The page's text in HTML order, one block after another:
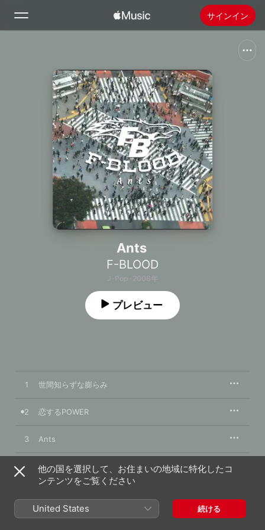
サインイン
ホーム
新着おすすめ
ラジオ
Apple Musicをインストール
Ants
F-BLOOD
プレビュー
1 世間知らずな膨らみ
2 恋するPOWER
3 Ants
4 太陽の唄
6 破滅の週末
他の国を選択して、お住まいの地域に特化したコ
ンテンツをご覧ください
United States 続ける